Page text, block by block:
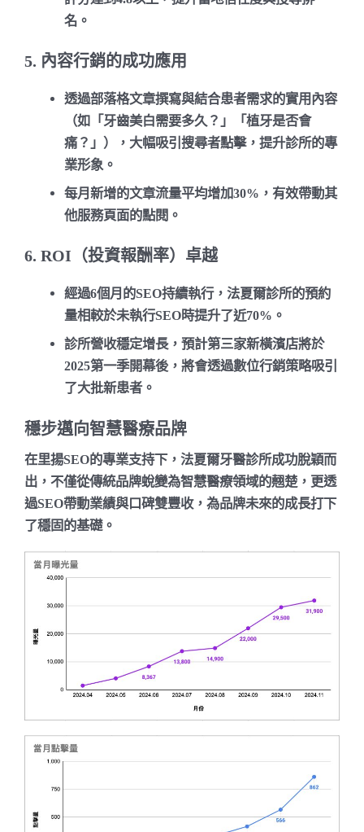
名。
5. 內容行銷的成功應用
透過部落格文章撰寫與結合患者需求的實用內容
（如「牙齒美白需要多久？」「植牙是否會
痛？」），大幅吸引搜尋者點擊，提升診所的專
業形象。
每月新增的文章流量平均增加30% ，有效帶動其
他服務頁面的點閱。
6. ROI（投資報酬率）卓越
經過6個月的SEO持續執行，法夏爾診所的預約
量相較於未執行SEO時提升了近70% 。
診所營收穩定增長，預計第三家新橫濱店將於
2025第一季開幕後，將會透過數位行銷策略吸引
了大批新患者。
穩步邁向智慧醫療品牌
在里揚SEO的專業支持下，法夏爾牙醫診所成功脫穎而
出，不僅從傳統品牌蛻變為智慧醫療領域的翹楚，更透
過SEO帶動業績與口碑雙豐收，為品牌未來的成長打下
了穩固的基礎。